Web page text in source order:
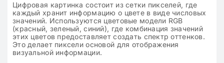
Цифровая картинка состоит из сетки пикселей, где
каждый хранит информацию о цвете в виде числовых
значений. Используются цветовые модели RGB
(красный, зеленый, синий), где комбинация значений
этих цветов предоставляет создать спектр оттенков.
Это делает пиксели основой для отображения
визуальной информации.